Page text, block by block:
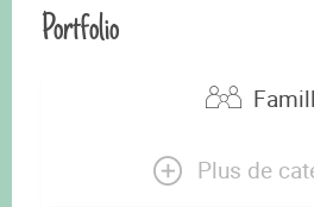
Portfolio
Plus de